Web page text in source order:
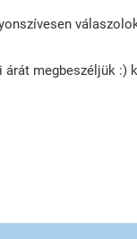
megbeszéljük :)